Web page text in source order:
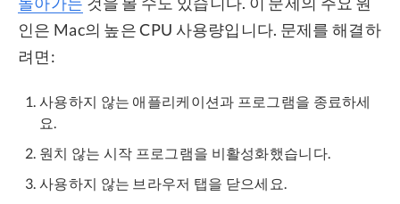
인은 Mac의 높은 CPU 사용량입니다. 문제를 해결하
려면:
사용하지 않는 애플리케이션과 프로그램을 종료하세
요.
원치 않는 시작 프로그램을 비활성화했습니다.
사용하지 않는 브라우저 탭을 닫으세요.